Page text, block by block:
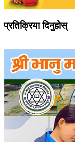
प्रतिक्रिया दिनुहोस्